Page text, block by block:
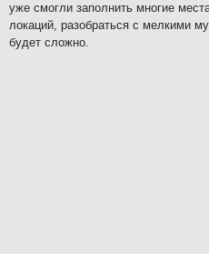
уже смогли заполнить многие
локаций, разобраться с мелкими
будет сложно.